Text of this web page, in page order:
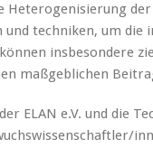
Heterogenisierung
und techniken, um
insbesondere
maßgeblichen
ELAN e.V. und die